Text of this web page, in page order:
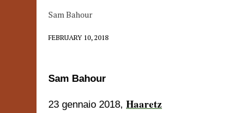
Sam Bahour
FEBRUARY 10, 2018
Sam Bahour
23 gennaio 2018, Haaretz